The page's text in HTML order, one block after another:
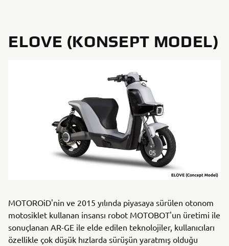
ELOVE (KONSEPT MODEL)
MOTOROiD'nin ve 2015 yılında piyasaya sürülen otonom
motosiklet kullanan insansı robot MOTOBOT'un üretimi ile
sonuçlanan AR-GE ile elde edilen teknolojiler, kullanıcıları
özellikle çok düşük hızlarda sürüşün yaratmış olduğu